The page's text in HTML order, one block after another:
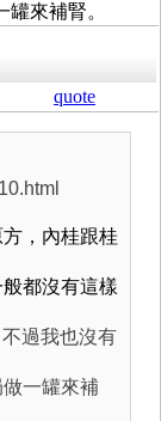
來補腎。
quote
，內桂跟桂
都沒有這樣
過我也沒有
一罐來補